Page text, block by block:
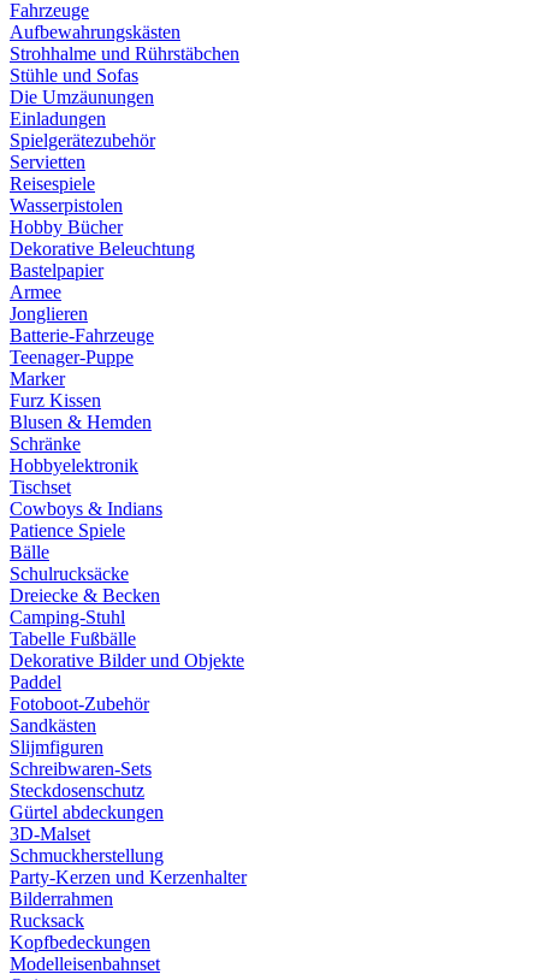
Fahrzeuge
Aufbewahrungskästen
Strohhalme und Rührstäbchen
Stühle und Sofas
Die Umzäunungen
Einladungen
Spielgerätezubehör
Servietten
Reisespiele
Wasserpistolen
Hobby Bücher
Dekorative Beleuchtung
Bastelpapier
Armee
Jonglieren
Batterie-Fahrzeuge
Teenager-Puppe
Marker
Furz Kissen
Blusen & Hemden
Schränke
Hobbyelektronik
Tischset
Cowboys & Indians
Patience Spiele
Bälle
Schulrucksäcke
Dreiecke & Becken
Camping-Stuhl
Tabelle Fußbälle
Dekorative Bilder und Objekte
Paddel
Fotoboot-Zubehör
Sandkästen
Slijmfiguren
Schreibwaren-Sets
Steckdosenschutz
Gürtel abdeckungen
3D-Malset
Schmuckherstellung
Party-Kerzen und Kerzenhalter
Bilderrahmen
Rucksack
Kopfbedeckungen
Modelleisenbahnset